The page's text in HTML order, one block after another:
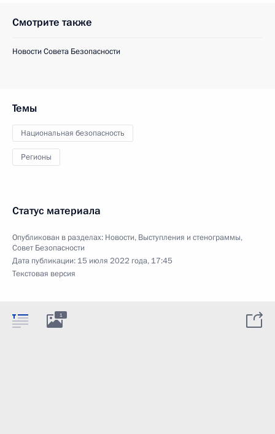
Смотрите также
Новости Совета Безопасности
Темы
Национальная безопасность
Регионы
Статус материала
Опубликован в разделах: Новости, Выступления и стенограммы,
Совет Безопасности
Дата публикации: 15 июля 2022 года, 17:45
Текстовая версия
1